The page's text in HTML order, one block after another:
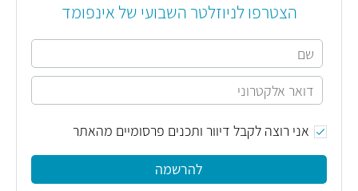
הצטרפו לניוזלטר השבועי של אינפומד
אני רוצה לקבל דיוור ותכנים פרסומיים מהאתר
להרשמה